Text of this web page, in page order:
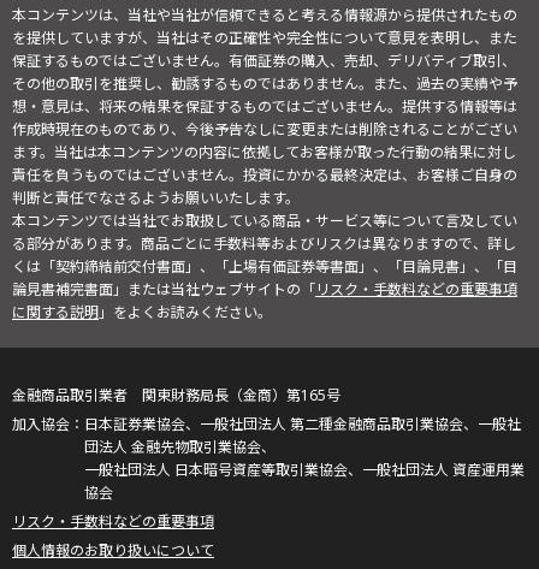
本コンテンツは、当社や当社が信頼できると考える情報源から提供されたもの
を提供していますが、当社はその正確性や完全性について意見を表明し、また
保証するものではございません。有価証券の購入、売却、デリバティブ取引、
その他の取引を推奨し、勧誘するものではありません。また、過去の実績や予
想・意見は、将来の結果を保証するものではございません。提供する情報等は
作成時現在のものであり、今後予告なしに変更または削除されることがござい
ます。当社は本コンテンツの内容に依拠してお客様が取った行動の結果に対し
責任を負うものではございません。投資にかかる最終決定は、お客様ご自身の
判断と責任でなさるようお願いいたします。
本コンテンツでは当社でお取扱している商品・サービス等について言及してい
る部分があります。商品ごとに手数料等およびリスクは異なりますので、詳し
くは「契約締結前交付書面」、「上場有価証券等書面」、「目論見書」、「目
論見書補完書面」または当社ウェブサイトの「リスク・手数料などの重要事項
に関する説明」をよくお読みください。
金融商品取引業者 関東財務局長（金商）第165号
日本証券業協会、一般社団法人 第二種金融商品取引業協会、一般社
団法人 金融先物取引業協会、
一般社団法人 日本暗号資産等取引業協会、一般社団法人 資産運用業
協会
リスク・手数料などの重要事項
個人情報のお取り扱いについて